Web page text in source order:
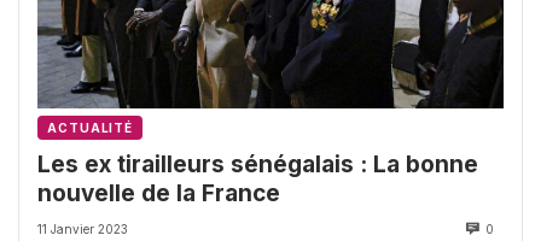
ACTUALITÉ
Les ex tirailleurs sénégalais : La bonne
nouvelle de la France
11 Janvier 2023 0